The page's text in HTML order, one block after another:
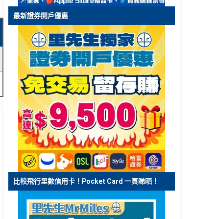
最新證券開戶優惠
比較飛行里數信用卡！Pocket Card 一頁睇晒！